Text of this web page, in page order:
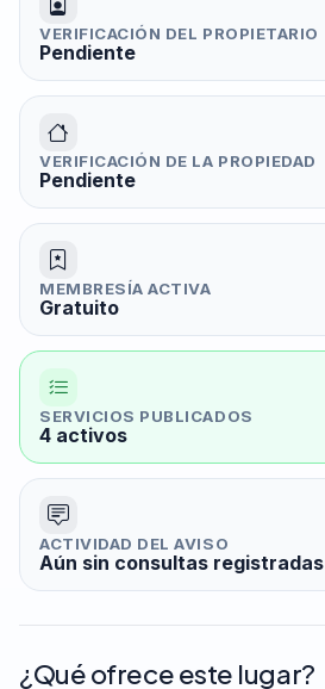
VERIFICACIÓN DEL PROPIETARIO
Pendiente
VERIFICACIÓN DE LA PROPIEDAD
Pendiente
MEMBRESÍA ACTIVA
Gratuito
SERVICIOS PUBLICADOS
4 activos
ACTIVIDAD DEL AVISO
Aún sin consultas registradas
¿Qué ofrece este lugar?